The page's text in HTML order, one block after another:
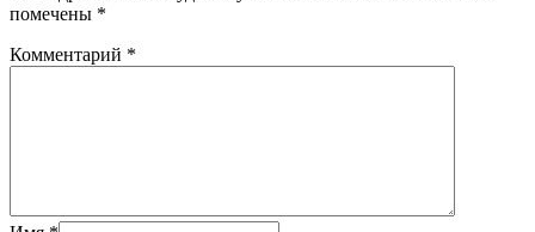
помечены *
Комментарий *